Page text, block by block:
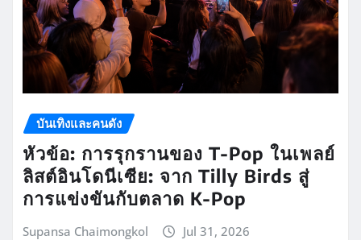
บันเทิงและคนดัง
หัวข้อ: การรุกรานของ T-Pop ในเพลย์
ลิสต์อินโดนีเซีย: จาก Tilly Birds สู่
การแข่งขันกับตลาด K-Pop
Supansa Chaimongkol Jul 31, 2026